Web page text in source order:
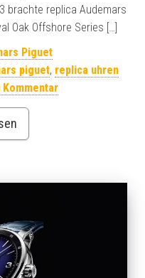
brachte replica Audemars
Oak Offshore Series […]
Piguet
piguet, replica uhren